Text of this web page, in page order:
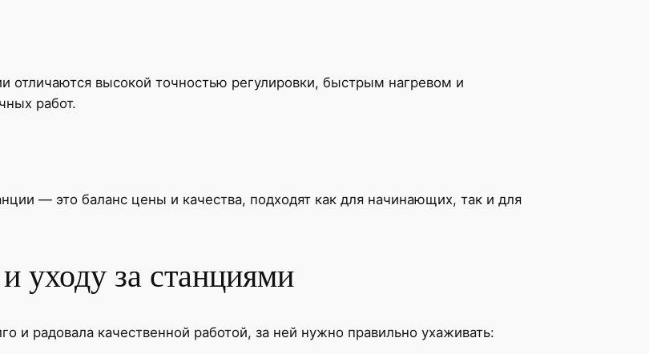
высокой точностью регулировки, быстрым нагревом и
работ.
— это баланс цены и качества, подходят как для начинающих, так и для
уходу за станциями
и радовала качественной работой, за ней нужно правильно ухаживать: